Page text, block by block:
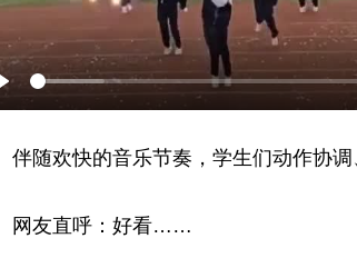
P
y
伴随欢快的音乐节奏，学生们动作协
网友直呼：好看……